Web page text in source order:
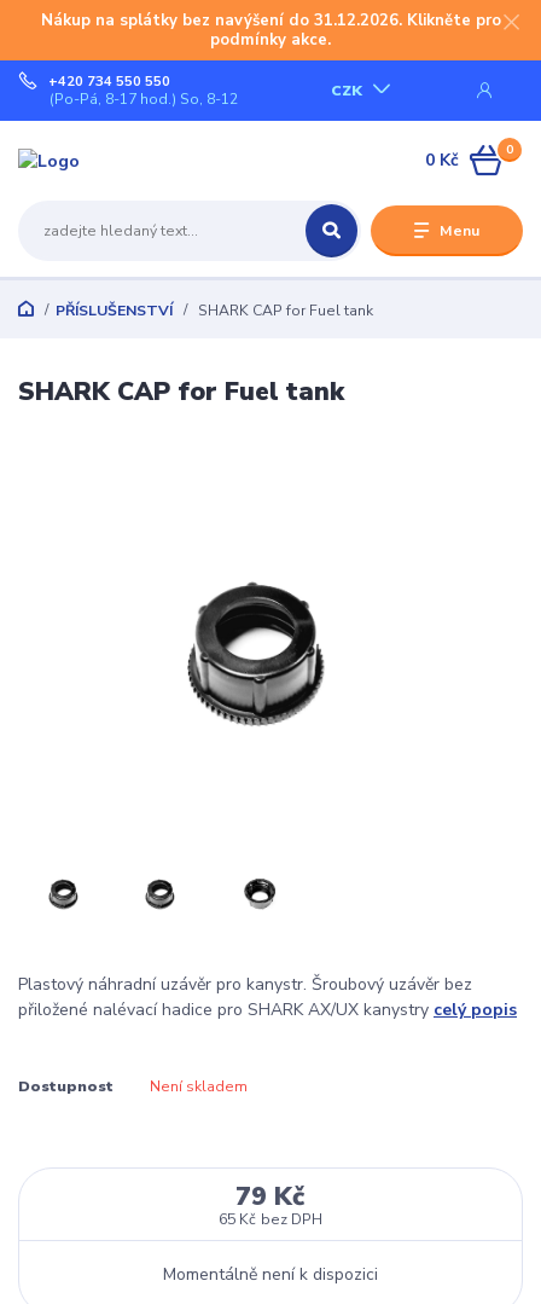
Nákup na splátky bez navýšení do 31.12.2026. Klikněte pro
podmínky akce.
Menu
CZK
+420 734 550 550
(Po-Pá, 8-17 hod.) So, 8-12
0
0 Kč
PŘÍSLUŠENSTVÍ SHARK CAP for Fuel tank
SHARK CAP for Fuel tank
Plastový náhradní uzávěr pro kanystr. Šroubový uzávěr bez
přiložené nalévací hadice pro SHARK AX/UX kanystry celý popis
Dostupnost Není skladem
79 Kč
65 Kč bez DPH
Momentálně není k dispozici